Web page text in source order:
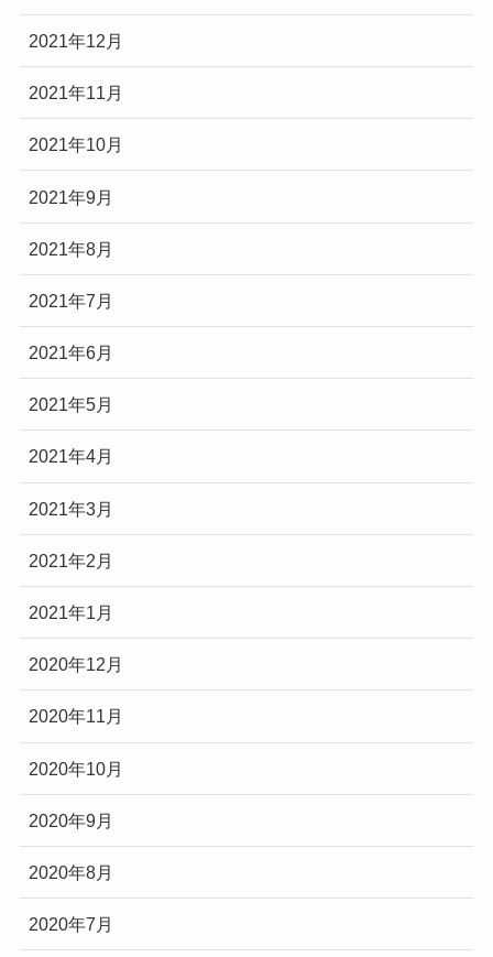
2021年12月
2021年11月
2021年10月
2021年9月
2021年8月
2021年7月
2021年6月
2021年5月
2021年4月
2021年3月
2021年2月
2021年1月
2020年12月
2020年11月
2020年10月
2020年9月
2020年8月
2020年7月